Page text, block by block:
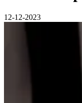
12-12-2023